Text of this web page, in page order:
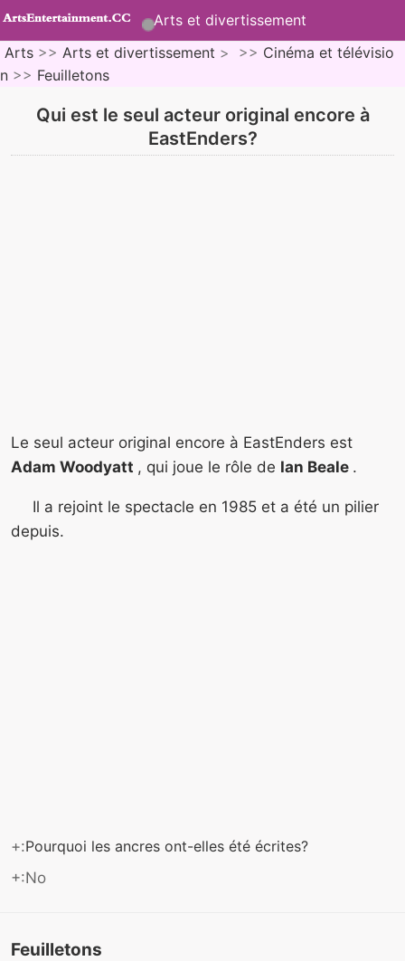
Arts et divertissement
Arts >> Arts et divertissement > >> Cinéma et télévisio
n >> Feuilletons
Qui est le seul acteur original encore à
EastEnders?
Le seul acteur original encore à EastEnders est
Adam Woodyatt , qui joue le rôle de Ian Beale .
Il a rejoint le spectacle en 1985 et a été un pilier
depuis.
+:Pourquoi les ancres ont-elles été écrites?
+:No
Feuilletons